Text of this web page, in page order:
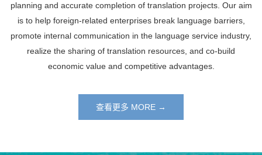
planning and accurate completion of translation projects. Our aim
is to help foreign-related enterprises break language barriers,
promote internal communication in the language service industry,
realize the sharing of translation resources, and co-build
economic value and competitive advantages.
查看更多 MORE →